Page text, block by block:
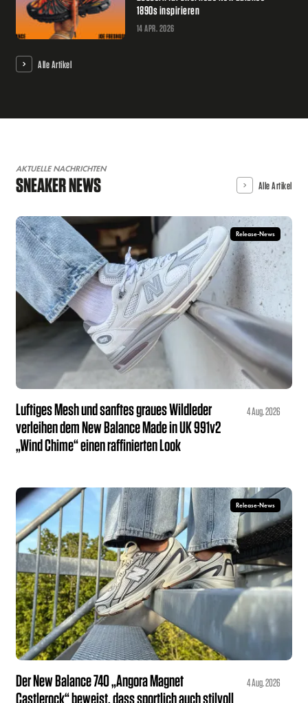
1890s inspirieren
14 APR. 2026
Alle Artikel
AKTUELLE NACHRICHTEN
SNEAKER NEWS Alle Artikel
Release-News
Luftiges Mesh und sanftes graues Wildleder
verleihen dem New Balance Made in UK 991v2
„Wind Chime“ einen raffinierten Look
4 Aug. 2026
Release-News
Der New Balance 740 „Angora Magnet
Castlerock“ beweist, dass sportlich auch stilvoll
4 Aug. 2026